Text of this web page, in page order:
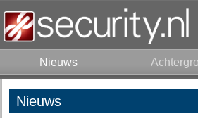
Nieuws
Nieuws